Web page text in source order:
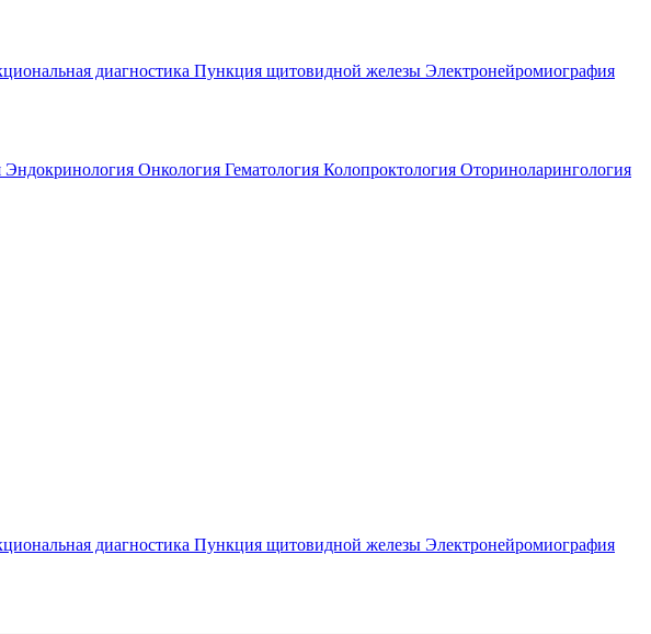
диагностика Пункция щитовидной железы Электронейромиография
Эндокринология Онкология Гематология Колопроктология Оториноларингология
диагностика Пункция щитовидной железы Электронейромиография